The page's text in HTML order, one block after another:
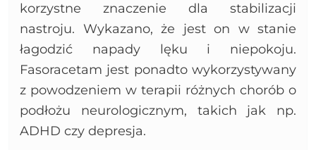
korzystne znaczenie dla stabilizacji
nastroju. Wykazano, że jest on w stanie
łagodzić napady lęku i niepokoju.
Fasoracetam jest ponadto wykorzystywany
z powodzeniem w terapii różnych chorób o
podłożu neurologicznym, takich jak np.
ADHD czy depresja.